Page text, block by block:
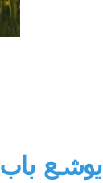
یوشع باب ۱